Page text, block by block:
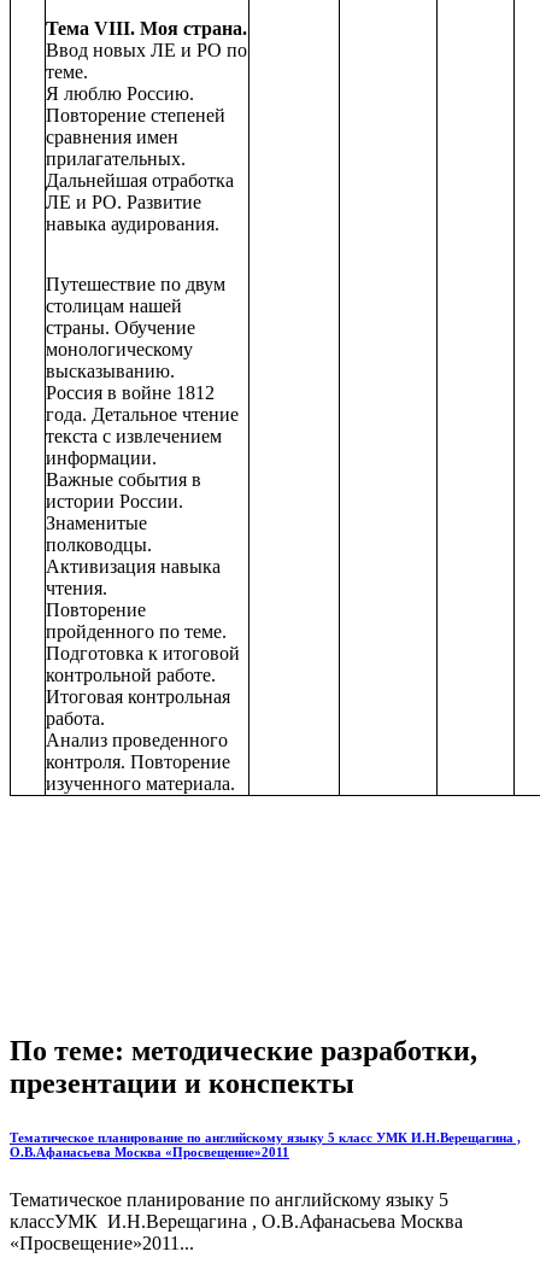
Тема VIII. Моя страна.
Ввод новых ЛЕ и РО по
теме.
Я люблю Россию.
Повторение степеней
сравнения имен
прилагательных.
Дальнейшая отработка
ЛЕ и РО. Развитие
навыка аудирования.
Путешествие по двум
столицам нашей
страны. Обучение
монологическому
высказыванию.
Россия в войне 1812
года. Детальное чтение
текста с извлечением
информации.
Важные события в
истории России.
Знаменитые
полководцы.
Активизация навыка
чтения.
Повторение
пройденного по теме.
Подготовка к итоговой
контрольной работе.
Итоговая контрольная
работа.
Анализ проведенного
контроля. Повторение
изученного материала.
По теме: методические разработки,
презентации и конспекты
Тематическое планирование по английскому языку 5 класс УМК И.Н.Верещагина ,
О.В.Афанасьева Москва «Просвещение»2011
Тематическое планирование по английскому языку 5
классУМК И.Н.Верещагина , О.В.Афанасьева Москва
«Просвещение»2011...